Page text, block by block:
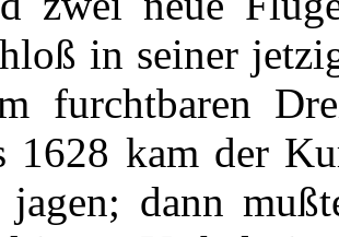
in seiner
furchtbaren
1628 kam der
jagen; dann